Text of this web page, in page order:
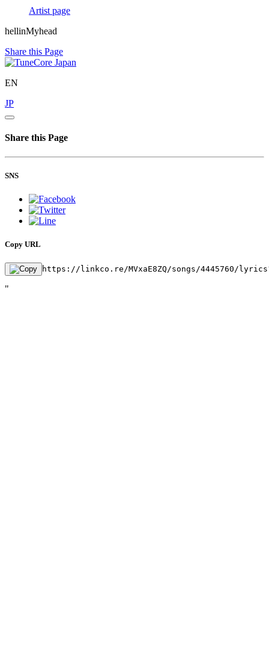
Artist page
hellinMyhead
Share this Page
EN
JP
Share this Page
SNS
Copy URL
https://linkco.re/MVxaE8ZQ/songs/4445760/
"